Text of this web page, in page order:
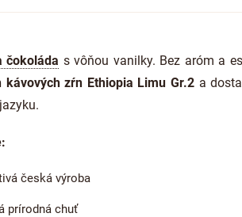
čokoláda s vôňou vanilky. Bez aróm a
kávových zŕn Ethiopia Limu Gr.2 a
česká výroba
prírodná chuť